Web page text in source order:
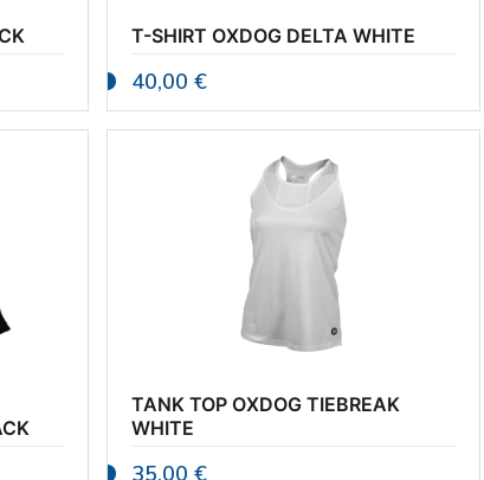
T-SHIRT OXDOG DELTA WHITE
40,00 €
TANK TOP OXDOG TIEBREAK
WHITE
35,00 €